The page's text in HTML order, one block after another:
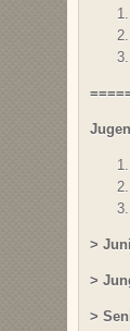
>
>
>